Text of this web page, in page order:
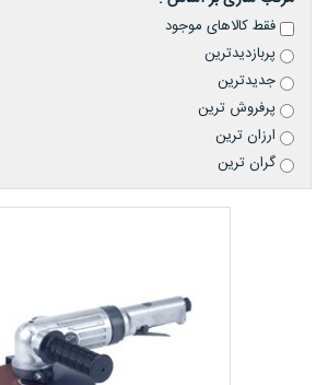
فقط کالاهای موجود
پربازدیدترین
جدیدترین
پرفروش ترین
ارزان ترین
گران ترین